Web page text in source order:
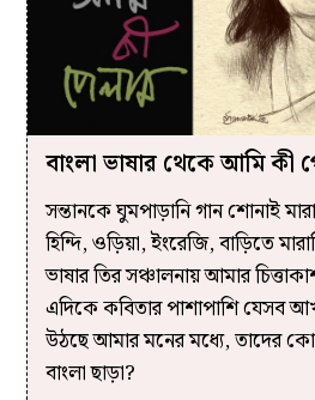
বাংলা ভাষার থেকে আমি কী
সন্তানকে ঘুমপাড়ানি গান শোনাই
হিন্দি, ওড়িয়া, ইংরেজি, বাড়িতে
ভাষার তির সঞ্চালনায় আমার
এদিকে কবিতার পাশাপাশি যেসব
উঠছে আমার মনের মধ‍্যে, তাদের
বাংলা ছাড়া?